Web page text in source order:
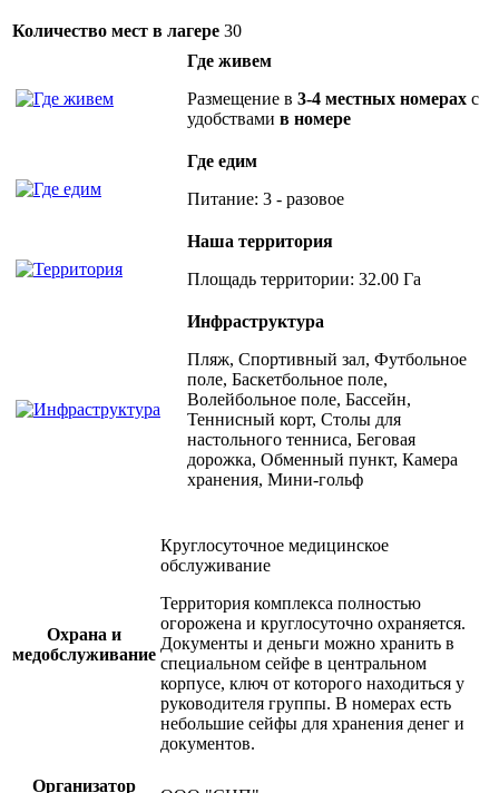
Количество мест в лагере 30
Где живем
Размещение в 3-4 местных номерах с
удобствами в номере
Где едим
Питание: 3 - разовое
Наша территория
Площадь территории: 32.00 Га
Инфраструктура
Пляж, Спортивный зал, Футбольное
поле, Баскетбольное поле,
Волейбольное поле, Бассейн,
Теннисный корт, Столы для
настольного тенниса, Беговая
дорожка, Обменный пункт, Камера
хранения, Мини-гольф
Охрана и
медобслуживание
Круглосуточное медицинское
обслуживание
Территория комплекса полностью
огорожена и круглосуточно охраняется.
Документы и деньги можно хранить в
специальном сейфе в центральном
корпусе, ключ от которого находиться у
руководителя группы. В номерах есть
небольшие сейфы для хранения денег и
документов.
Организатор